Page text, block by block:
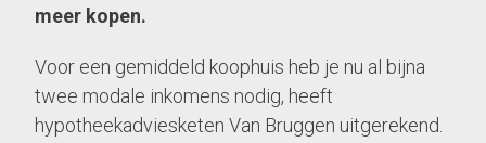
meer kopen.
Voor een gemiddeld koophuis heb je nu al bijna
twee modale inkomens nodig, heeft
hypotheekadviesketen Van Bruggen uitgerekend.